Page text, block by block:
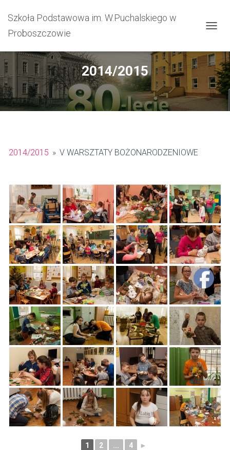
Szkoła Podstawowa im. W.Puchalskiego w
Proboszczowie
2014/2015
2014/2015 » V WARSZTATY BOŻONARODZENIOWE
1 2 ... 4 ►